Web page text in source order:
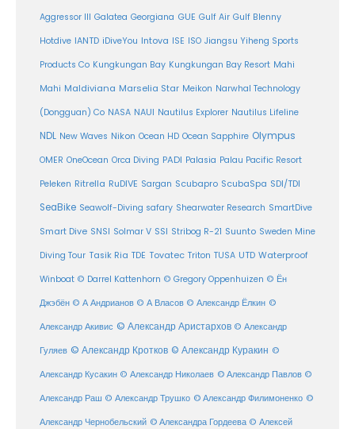
Aggressor III Galatea Georgiana GUE Gulf Air Gulf Blenny
Hotdive IANTD iDiveYou Intova ISE ISO Jiangsu Yiheng Sports
Products Co Kungkungan Bay Kungkungan Bay Resort Mahi
Mahi Maldiviana Marselia Star Meikon Narwhal Technology
(Dongguan) Co NASA NAUI Nautilus Explorer Nautilus Lifeline
NDL New Waves Nikon Ocean HD Ocean Sapphire Olympus
OMER OneOcean Orca Diving PADI Palasia Palau Pacific Resort
Peleken Ritrella RuDIVE Sargan Scubapro ScubaSpa SDI/TDI
SeaBike Seawolf-Diving safary Shearwater Research SmartDive
Smart Dive SNSI Solmar V SSI Stribog R-21 Suunto Sweden Mine
Diving Tour Tasik Ria TDE Tovatec Triton TUSA UTD Waterproof
Winboat © Darrel Kattenhorn © Gregory Oppenhuizen © Ён
Джэбён © А Андрианов © А Власов © Александр Ёлкин ©
Александр Акивис © Александр Аристархов © Александр
Гуляев © Александр Кротков © Александр Куракин ©
Александр Кусакин © Александр Николаев © Александр Павлов ©
Александр Раш © Александр Трушко © Александр Филимоненко ©
Александр Чернобельский © Александра Гордеева © Алексей